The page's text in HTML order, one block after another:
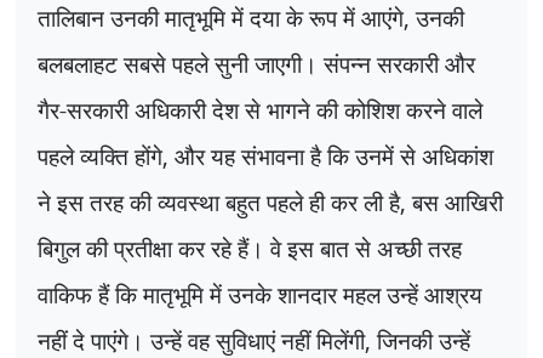
तालिबान उनकी मातृभूमि में दया के रूप में आएंगे,उनकी
बलबलाहट सबसे पहले सुनी जाएगी। संपन्न सरकारी और
गैर-सरकारी अधिकारी देश से भागने की कोशिश करने वाले
पहले व्यक्ति होंगे, और यह संभावना है कि उनमें से अधिकांश
ने इस तरह की व्यवस्था बहुत पहले ही कर ली है,बस आखिरी
बिगुल की प्रतीक्षा कर रहे हैं। वे इस बात से अच्छी तरह
वाकिफ हैं कि मातृभूमि में उनके शानदार महल उन्हें आश्रय
नहीं दे पाएंगे। उन्हें वह सुविधाएं नहीं मिलेंगी,जिनकी उन्हें